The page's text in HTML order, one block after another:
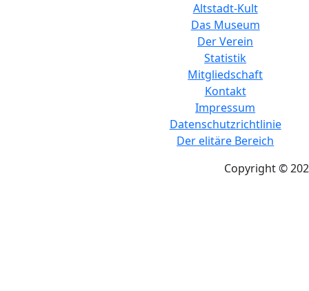
Altstadt-Kult
Das Museum
Der Verein
Statistik
Mitgliedschaft
Kontakt
Impressum
Datenschutzrichtlinie
Der elitäre Bereich
Copyright ©